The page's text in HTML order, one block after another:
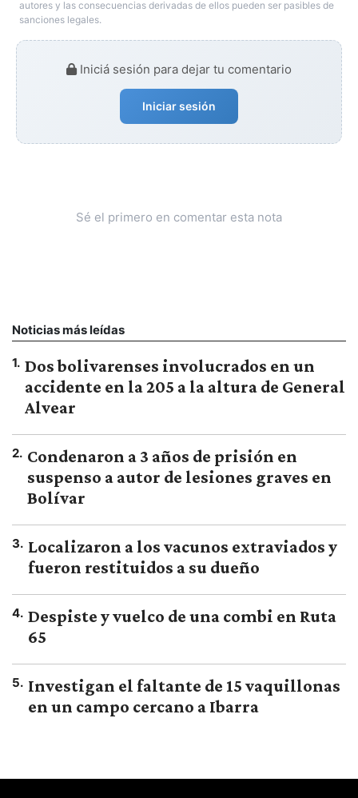
autores y las consecuencias derivadas de ellos pueden ser pasibles de
sanciones legales.
Iniciá sesión para dejar tu comentario
Iniciar sesión
Sé el primero en comentar esta nota
Noticias más leídas
1. Dos bolivarenses involucrados en un
accidente en la 205 a la altura de General
Alvear
2. Condenaron a 3 años de prisión en
suspenso a autor de lesiones graves en
Bolívar
3. Localizaron a los vacunos extraviados y
fueron restituidos a su dueño
4. Despiste y vuelco de una combi en Ruta
65
5. Investigan el faltante de 15 vaquillonas
en un campo cercano a Ibarra